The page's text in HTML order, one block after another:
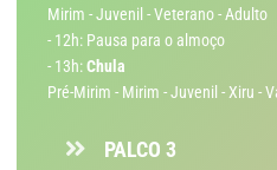
Mirim - Juvenil - Veterano - Adulto
- 12h: Pausa para o almoço
- 13h:Chula
Pré-Mirim - Mirim - Juvenil - Xiru -
PALCO 3